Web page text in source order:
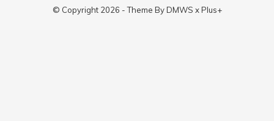
© Copyright 2026 - Theme ByDMWS xPlus+